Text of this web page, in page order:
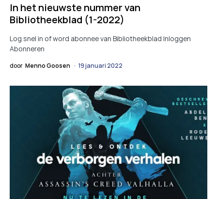
In het nieuwste nummer van
Bibliotheekblad (1-2022)
Log snel in of word abonnee van Bibliotheekblad Inloggen
Abonneren
door Menno Goosen 19 januari 2022